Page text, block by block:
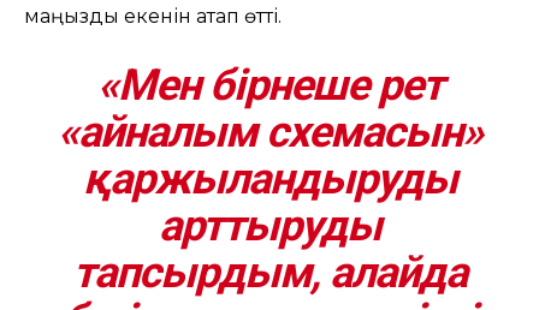
маңызды екенін атап өтті.
«Мен бірнеше рет
«айналым схемасын»
қаржыландыруды
арттыруды
тапсырдым, алайда